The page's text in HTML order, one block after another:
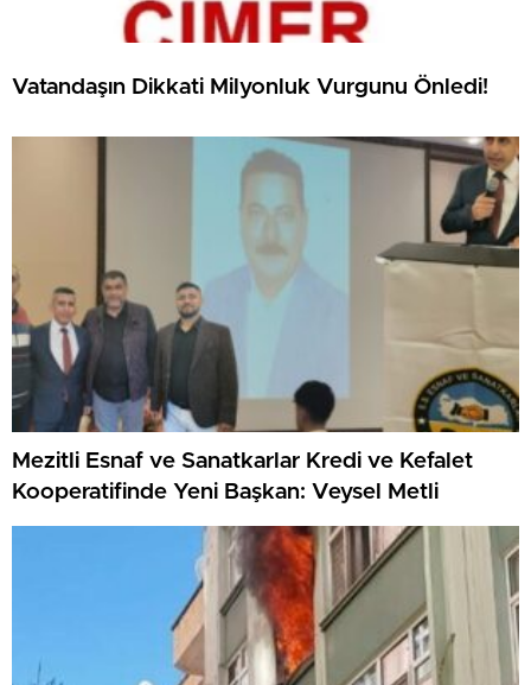
Vatandaşın Dikkati Milyonluk Vurgunu Önledi!
Mezitli Esnaf ve Sanatkarlar Kredi ve Kefalet
Kooperatifinde Yeni Başkan: Veysel Metli